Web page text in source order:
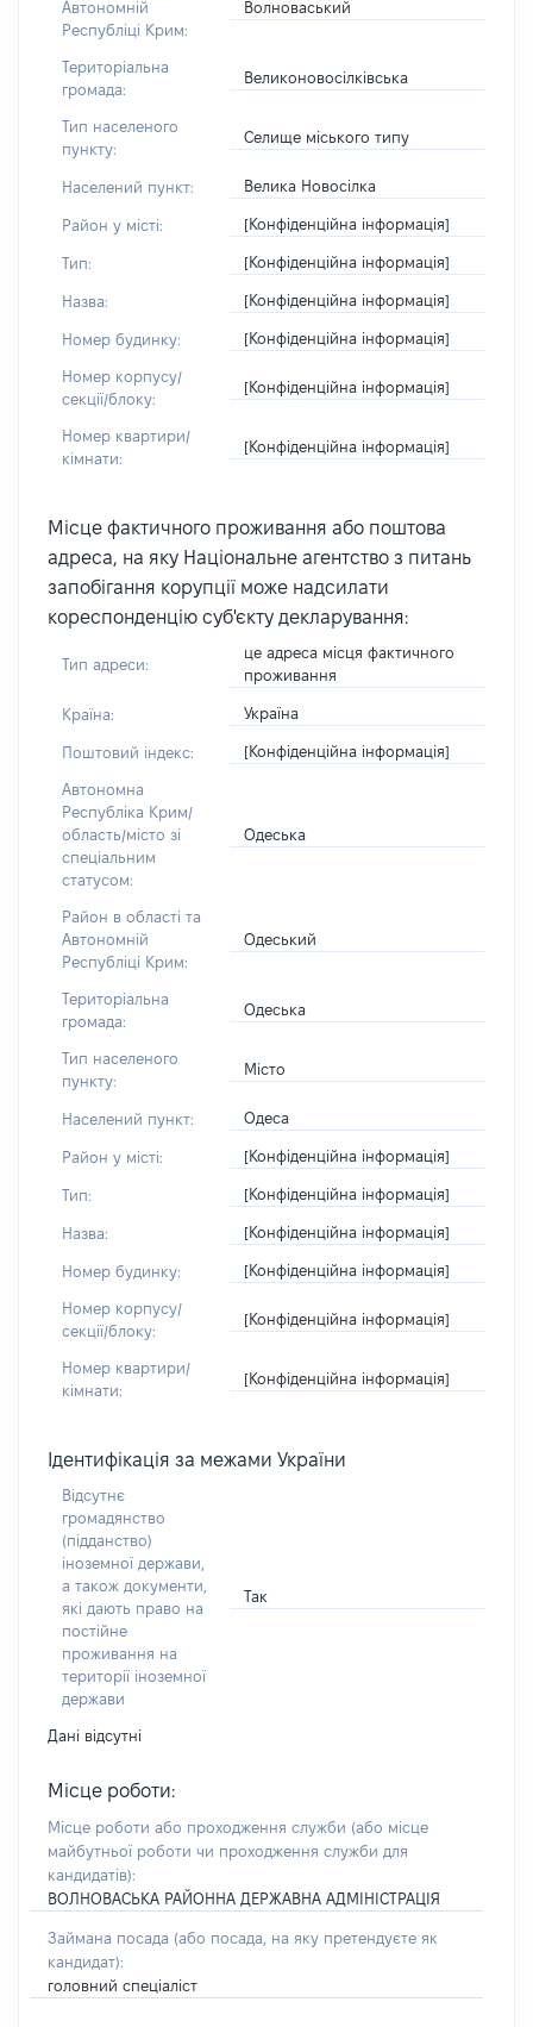
Автономній
Республіці Крим:
Волноваський
Територіальна
громада:
Великоновосілківська
Тип населеного
пункту:
Селище міського типу
Населений пункт: Велика Новосілка
Район у місті: [Конфіденційна інформація]
Тип: [Конфіденційна інформація]
Назва: [Конфіденційна інформація]
Номер будинку: [Конфіденційна інформація]
Номер корпусу/
секції/блоку:
[Конфіденційна інформація]
Номер квартири/
кімнати:
[Конфіденційна інформація]
Місце фактичного проживання або поштова
адреса, на яку Національне агентство з питань
запобігання корупції може надсилати
кореспонденцію суб'єкту декларування:
Тип адреси:
це адреса місця фактичного
проживання
Країна: Україна
Поштовий індекс: [Конфіденційна інформація]
Автономна
Республіка Крим/
область/місто зі
спеціальним
статусом:
Одеська
Район в області та
Автономній
Республіці Крим:
Одеський
Територіальна
громада:
Одеська
Тип населеного
пункту:
Місто
Населений пункт: Одеса
Район у місті: [Конфіденційна інформація]
Тип: [Конфіденційна інформація]
Назва: [Конфіденційна інформація]
Номер будинку: [Конфіденційна інформація]
Номер корпусу/
секції/блоку:
[Конфіденційна інформація]
Номер квартири/
кімнати:
[Конфіденційна інформація]
Ідентифікація за межами України
Відсутнє
громадянство
(підданство)
іноземної держави,
а також документи,
які дають право на
постійне
проживання на
території іноземної
держави
Так
Дані відсутні
Місце роботи:
Місце роботи або проходження служби (або місце
майбутньої роботи чи проходження служби для
кандидатів):
ВОЛНОВАСЬКА РАЙОННА ДЕРЖАВНА АДМІНІСТРАЦІЯ
Займана посада (або посада, на яку претендуєте як
кандидат):
головний спеціаліст